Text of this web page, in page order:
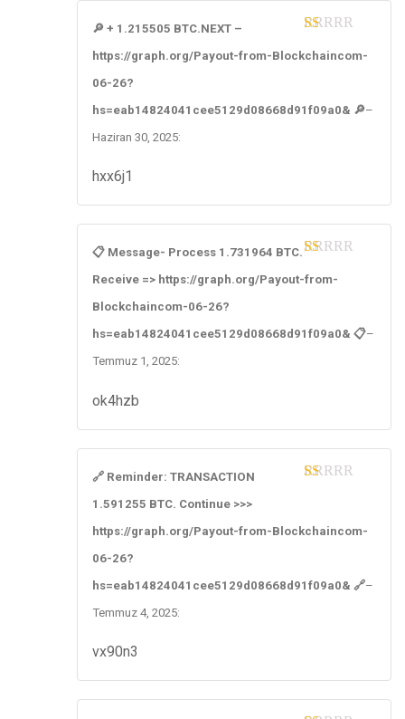
ou
5
🔎 + 1.215505 BTC.NEXT –
https://graph.org/Payout-from-Blockchaincom-
06-26?
hs=eab14824041cee5129d08668d91f09a0& 🔎–
Haziran 30, 2025:
hxx6j1
ou
5
📋 Message- Process 1.731964 BTC.
Receive => https://graph.org/Payout-from-
Blockchaincom-06-26?
hs=eab14824041cee5129d08668d91f09a0& 📋–
Temmuz 1, 2025:
ok4hzb
of
🔗 Reminder: TRANSACTION
1.591255 BTC. Continue >>>
https://graph.org/Payout-from-Blockchaincom-
06-26?
hs=eab14824041cee5129d08668d91f09a0& 🔗–
Temmuz 4, 2025:
vx90n3